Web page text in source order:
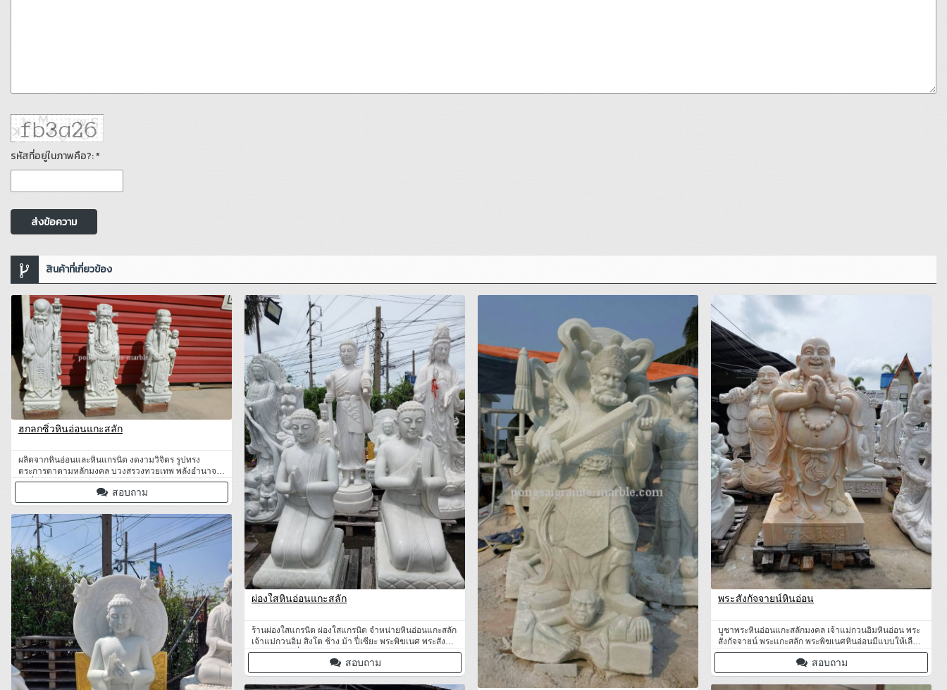
รหัสที่อยู่ในภาพคือ?: *
ส่งข้อความ
สินค้าที่เกี่ยวข้อง
ฮกลกซิ่วหินอ่อนแกะสลัก
ผลิตจากหินอ่อนและหินแกรนิต งดงามวิจิตร รูปทรง
ตระการตาตามหลักมงคล บวงสรวงทวยเทพ พลังอำนาจ
อันยิ่งใหญ่ได้รับการการันตี
สอบถาม
ผ่องใสหินอ่อนแกะสลัก
ร้านผ่องใสแกรนิต ผ่องใสแกรนิต จำหน่ายหินอ่อนแกะสลัก
เจ้าแม่กวนอิม สิงโต ช้าง ม้า ปี่เซียะ พระพิฆเนศ พระสังกัจ
จายน์ ฮกลกซิ่ว พระ เทพเจ้า สัตว์มงคลหินอ่อน ศาลพระ
พรหมหินอ่อน รับงานสั่งทำตามแบบ
สอบถาม
พระสังกัจจายน์หินอ่อน
บูชาพระหินอ่อนแกะสลักมงคล เจ้าแม่กวนอิมหินอ่อน พระ
สังกัจจายน์ พระแกะสลัก พระพิฆเนศหินอ่อนมีแบบให้เลือก
หลากหลาย
สอบถาม